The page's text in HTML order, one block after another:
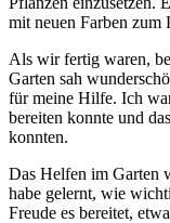
mit neuen Farben zum
Als wir fertig waren,
Garten sah
für meine Hilfe. Ich
bereiten konnte und
konnten.
Das Helfen im Garten
habe gelernt, wie
Freude es bereitet,